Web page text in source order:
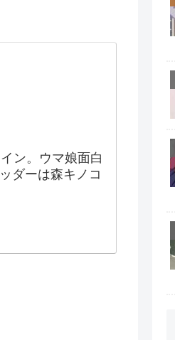
ン。ウマ娘面白
ダーは森キノコ